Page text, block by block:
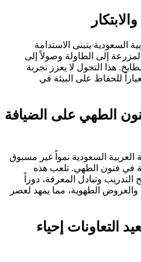
السعودية يتبنى الاستدامة
إلى الطاولة وصولاً إلى
هذا التحول لا يعزز تجربة
للحفاظ على البيئة في
الطهي على الضيافة
السعودية نمواً غير مسبوق
في فنون الطهي. تلعب هذه
التدريب وتبادل المعرفة، دوراً
والعروض الطهوية، مما يمهد لعصر
التعاونات إحياء